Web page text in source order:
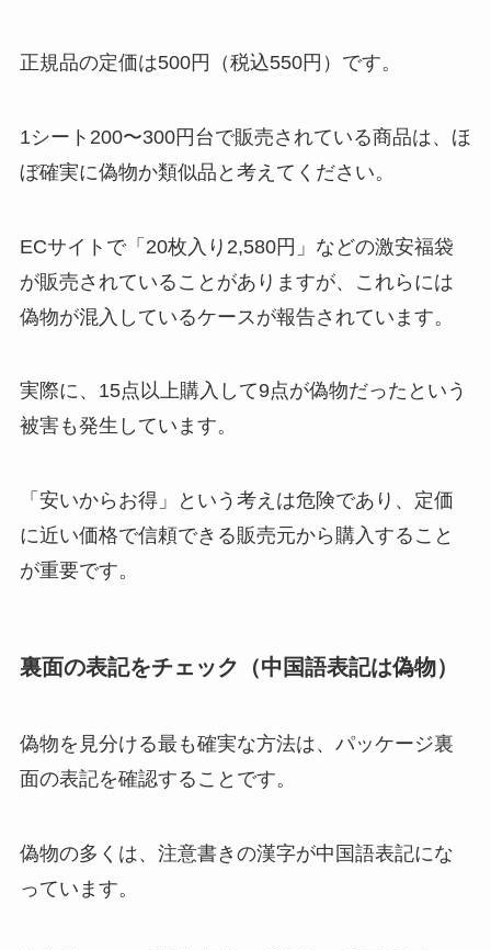
正規品の定価は500円（税込550円）です。
1シート200〜300円台で販売されている商品は、ほ
ぼ確実に偽物か類似品と考えてください。
ECサイトで「20枚入り2,580円」などの激安福袋
が販売されていることがありますが、これらには
偽物が混入しているケースが報告されています。
実際に、15点以上購入して9点が偽物だったという
被害も発生しています。
「安いからお得」という考えは危険であり、定価
に近い価格で信頼できる販売元から購入すること
が重要です。
裏面の表記をチェック（中国語表記は偽物）
偽物を見分ける最も確実な方法は、パッケージ裏
面の表記を確認することです。
偽物の多くは、注意書きの漢字が中国語表記にな
っています。